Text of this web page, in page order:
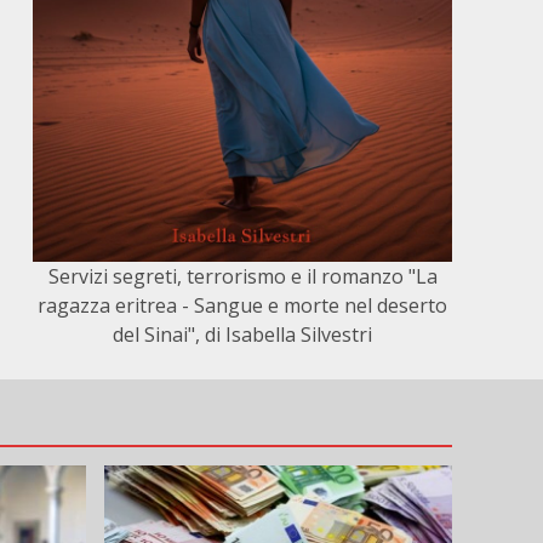
Servizi segreti, terrorismo e il romanzo "La
ragazza eritrea - Sangue e morte nel deserto
del Sinai", di Isabella Silvestri